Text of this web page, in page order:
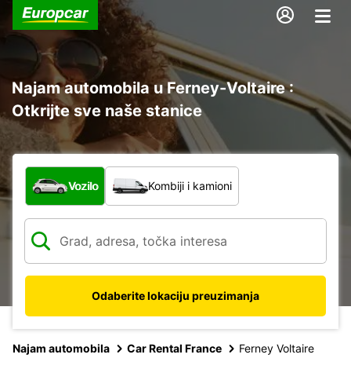
Najam automobila u Ferney-Voltaire :
Otkrijte sve naše stanice
Koja vrsta vozila?
Vozilo Kombiji i kamioni
Odaberite lokaciju preuzimanja
Najam automobila Car Rental France Ferney Voltaire